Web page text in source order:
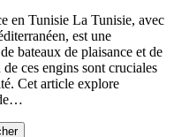
en Tunisie La Tunisie, avec
est une
bateaux de plaisance et de
ces engins sont cruciales
Cet article explore